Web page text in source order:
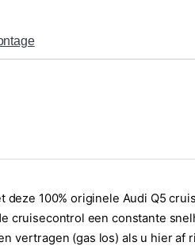
100% originele Audi Q5
cruisecontrol een constante
vertragen (gas los) als u hier af